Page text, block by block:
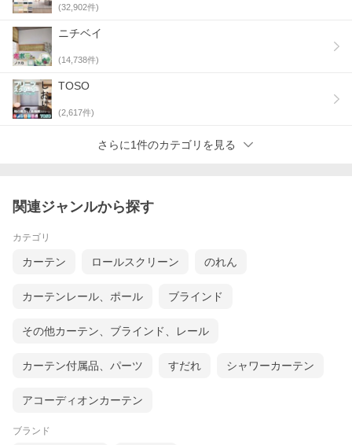
ツインスタイル ワンチェーン式 アラカルト 色柄 ： 上・デリス
遮熱 M5487／下・リーチェ遮熱 M5403 部品色 ： ホワイト
（W）
プリーツスクリーンをピッタリサイズでオーダー
付出来ます。もなみシングルなら カーテンレール 取り付けも可能
です。無料でカーテンレール取付けビスを同梱しますのでご指定
いなど不安な方はサンプル請求をお申しください。
和モダンにさりげなく調和する、織物ならではの生地の質感。
シンプルかつ表情豊かな美しさが、空間を引き立てます。
ェ遮熱 M5403〜M5406
(32,902件)
ニチベイ
(14,738件)
TOSO
(2,617件)
さらに1件のカテゴリを見る
関連ジャンルから探す
カテゴリ
カーテン ロールスクリーン のれん
カーテンレール、ポール ブラインド
その他カーテン、ブラインド、レール
カーテン付属品、パーツ すだれ シャワーカーテン
アコーディオンカーテン
ブランド